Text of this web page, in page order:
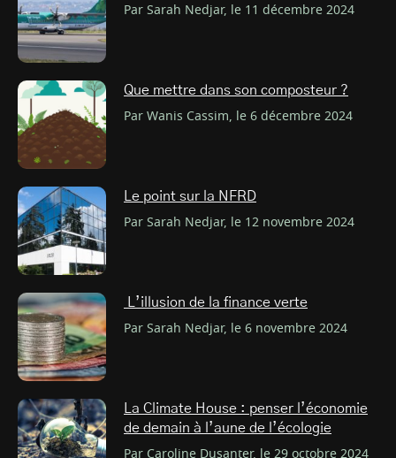
Par Sarah Nedjar, le 11 décembre 2024
Que mettre dans son composteur ?
Par Wanis Cassim, le 6 décembre 2024
Le point sur la NFRD
Par Sarah Nedjar, le 12 novembre 2024
L’illusion de la finance verte
Par Sarah Nedjar, le 6 novembre 2024
La Climate House : penser l’économie
de demain à l’aune de l’écologie
Par Caroline Dusanter, le 29 octobre 2024